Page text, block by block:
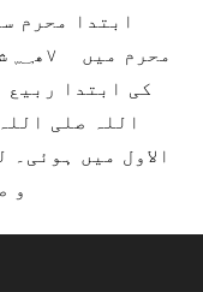
ابتدا محرم
کی ابتدا ربیع
اللہ صلی
الاول میں
و صفر ۶ھ؁ کے